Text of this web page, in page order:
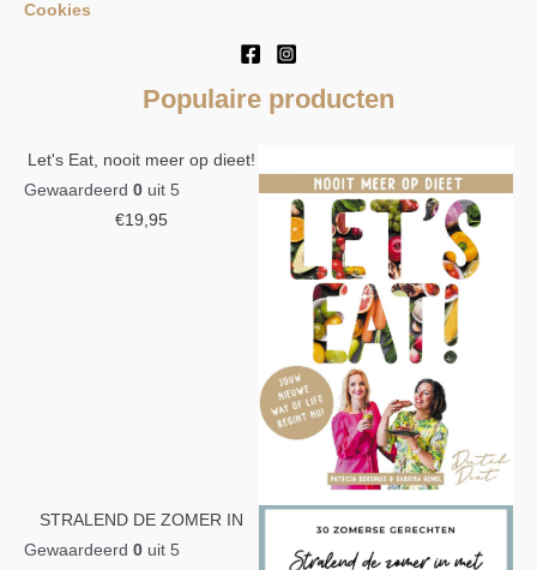
Cookies
Populaire producten
Let's Eat, nooit meer op dieet!
Gewaardeerd 0 uit 5
€19,95
STRALEND DE ZOMER IN
Gewaardeerd 0 uit 5